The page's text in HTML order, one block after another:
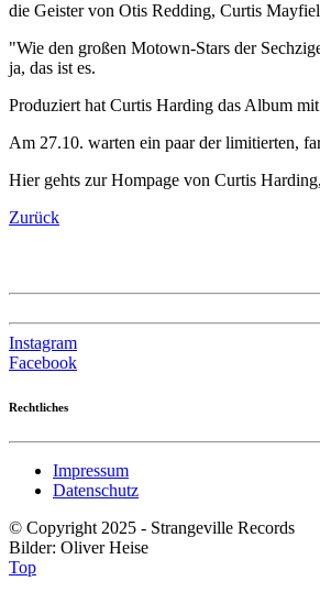
die Geister von Otis Redding, Curtis
"Wie den großen Motown-Stars der
ja, das ist es.
Produziert hat Curtis Harding das Album
Am 27.10. warten ein paar der limitierten,
Hier gehts zur Hompage von Curtis
Zurück
Instagram
Facebook
Rechtliches
Impressum
Datenschutz
© Copyright 2025 - Strangeville Records
Bilder: Oliver Heise
Top